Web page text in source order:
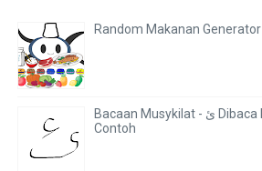
Random Makanan Generator
Bacaan Musykilat - ئ Dibaca Pendek Beserta
Contoh